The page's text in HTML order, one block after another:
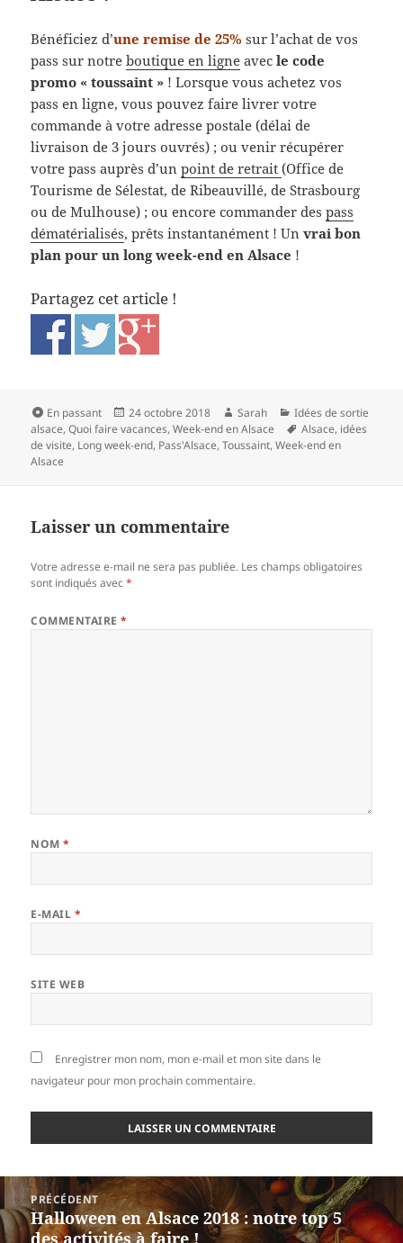
Bénéficiez d’une remise de 25% sur l’achat de vos
pass sur notreboutique en ligne avec le code
promo « toussaint » ! Lorsque vous achetez vos
pass en ligne, vous pouvez faire livrer votre
commande à votre adresse postale (délai de
livraison de 3 jours ouvrés) ; ou venir récupérer
votre pass auprès d’unpoint de retrait(Office de
Tourisme de Sélestat, de Ribeauvillé, de Strasbourg
ou de Mulhouse) ; ou encore commander despass
dématérialisés, prêts instantanément ! Unvrai bon
plan pour un long week-end en Alsace !
Partagez cet article !
Format
En passant
Publié
le
24 octobre 2018 Auteur
Sarah Catégories
Idées de sortie
alsace,Quoi faire vacances,Week-end en Alsace
Mots-
clés
Alsace, idées
de visite, Long week-end, Pass'Alsace,Toussaint,Week-end en
Alsace
Laisser un commentaire
Votre adresse e-mail ne sera pas publiée. Les champs obligatoires
sont indiqués avec*
COMMENTAIRE*
NOM*
E-MAIL *
SITE WEB
Enregistrer mon nom, mon e-mail et mon site dans le
navigateur pour mon prochain commentaire.
Navigation
de
l’article
PRÉCÉDENT
Article
précédent :
Halloween en Alsace 2018 : notre top 5
des activités à faire !